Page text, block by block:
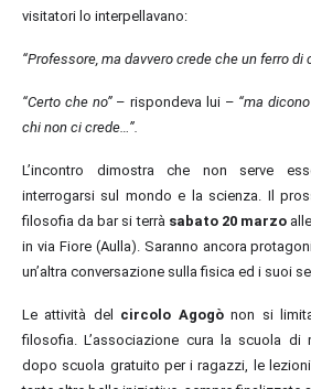
visitatori lo interpellavano:
“Professore, ma davvero crede che un ferro di
“Certo che no”– rispondeva lui – “ma
chi non ci crede…”.
L’incontro dimostra che non serve
interrogarsi sul mondo e la scienza. Il
filosofia da bar si terrà sabato 20 marzo
in via Fiore (Aulla). Saranno ancora
un’altra conversazione sulla fisica ed i suoi
Le attività del circolo Agogònon si
filosofia. L’associazione cura la scuola di
dopo scuola gratuito per i ragazzi, le